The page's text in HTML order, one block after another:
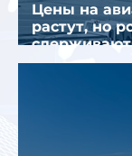
Цены на
растут, но рост цен
конкуренты